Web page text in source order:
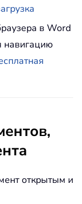
в Word
навигацию
открытым и